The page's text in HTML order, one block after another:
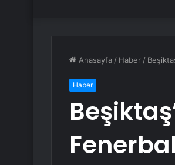
Anasayfa / Haber /
Haber